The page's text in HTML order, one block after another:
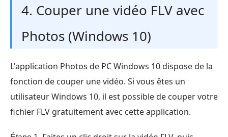
4. Couper une vidéo FLV avec
Photos (Windows 10)
L'application Photos de PC Windows 10 dispose de la
fonction de couper une vidéo. Si vous êtes un
utilisateur Windows 10, il est possible de couper votre
fichier FLV gratuitement avec cette application.